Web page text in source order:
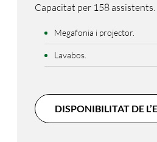
Capacitat per 158 assistents.
Megafonia i projector.
Lavabos.
DISPONIBILITAT DE